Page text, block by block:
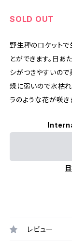
SOLD OUT
野生種のロケット
とができます。日あ
シがつきやすいの
燥に弱いので水枯
ラのような花が咲き
レビュー